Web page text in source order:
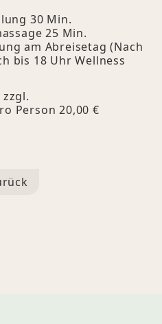
30 Min.
25 Min.
am Abreisetag (Nach
bis 18 Uhr Wellness
zzgl.
Person 20,00 €